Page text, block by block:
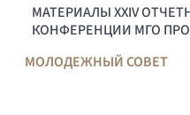
МАТЕРИАЛЫ XXIV
КОНФЕРЕНЦИИ МГО
МОЛОДЕЖНЫЙ СОВЕТ